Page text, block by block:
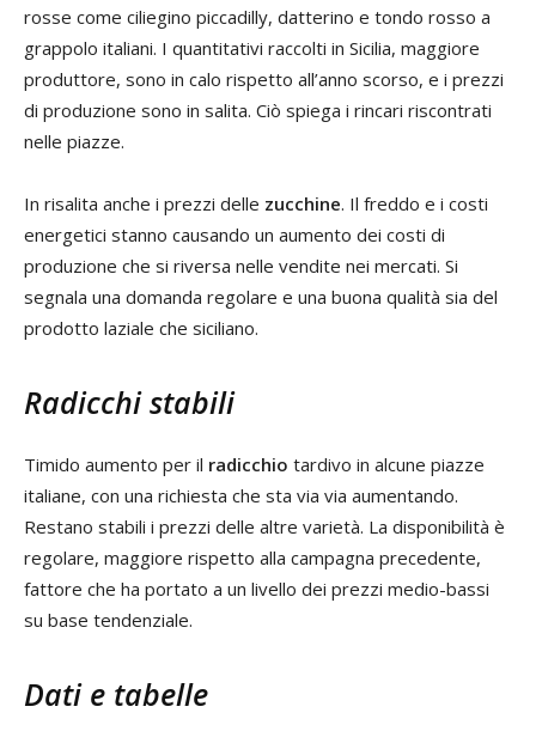
rosse come ciliegino piccadilly, datterino e tondo rosso a
grappolo italiani. I quantitativi raccolti in Sicilia, maggiore
produttore, sono in calo rispetto all’anno scorso, e i prezzi
di produzione sono in salita. Ciò spiega i rincari riscontrati
nelle piazze.
In risalita anche i prezzi delle zucchine. Il freddo e i costi
energetici stanno causando un aumento dei costi di
produzione che si riversa nelle vendite nei mercati. Si
segnala una domanda regolare e una buona qualità sia del
prodotto laziale che siciliano.
Radicchi stabili
Timido aumento per il radicchio tardivo in alcune piazze
italiane, con una richiesta che sta via via aumentando.
Restano stabili i prezzi delle altre varietà. La disponibilità è
regolare, maggiore rispetto alla campagna precedente,
fattore che ha portato a un livello dei prezzi medio-bassi
su base tendenziale.
Dati e tabelle